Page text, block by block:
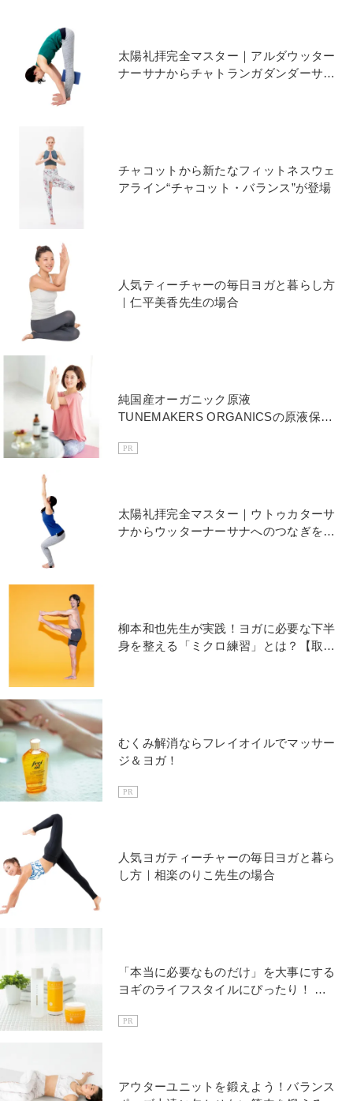
太陽礼拝完全マスター｜アルダウッター
ナーサナからチャトランガダンダーサナ
チャコットから新たなフィットネスウェ
アライン“チャコット・バランス”が登場
人気ティーチャーの毎日ヨガと暮らし方
｜仁平美香先生の場合
純国産オーガニック原液
TUNEMAKERS ORGANICSの原液保湿
PR
太陽礼拝完全マスター｜ウトゥカターサ
ナからウッターナーサナへのつなぎをマ
柳本和也先生が実践！ヨガに必要な下半
身を整える「ミクロ練習」とは？【取材
むくみ解消ならフレイオイルでマッサー
ジ＆ヨガ！
PR
人気ヨガティーチャーの毎日ヨガと暮ら
し方｜相楽のりこ先生の場合
「本当に必要なものだけ」を大事にする
ヨギのライフスタイルにぴったり！ ラ
PR
アウターユニットを鍛えよう！バランス